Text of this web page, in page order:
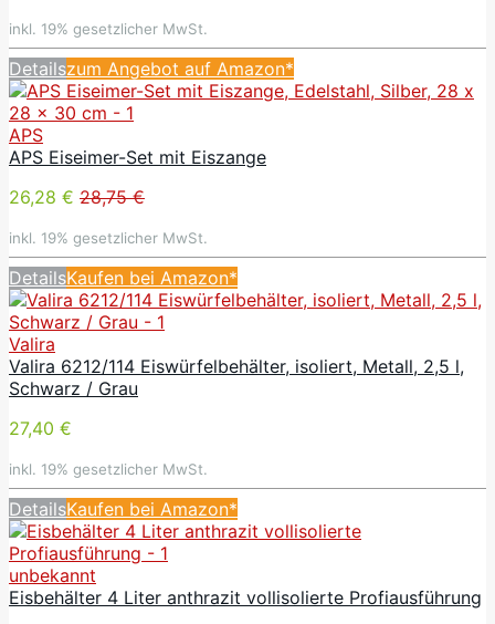
inkl. 19% gesetzlicher MwSt.
Detailszum Angebot auf Amazon*
APS
APS Eiseimer-Set mit Eiszange
26,28 € 28,75 €
inkl. 19% gesetzlicher MwSt.
DetailsKaufen bei Amazon*
Valira
Valira 6212/114 Eiswürfelbehälter, isoliert, Metall, 2,5 l,
Schwarz / Grau
27,40 €
inkl. 19% gesetzlicher MwSt.
DetailsKaufen bei Amazon*
unbekannt
Eisbehälter 4 Liter anthrazit vollisolierte Profiausführung